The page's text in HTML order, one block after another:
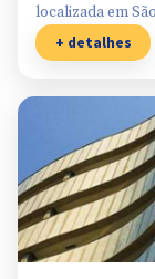
localizada em
+ detalhes